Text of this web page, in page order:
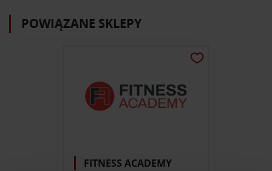
POWIĄZANE SKLEPY
FITNESS ACADEMY